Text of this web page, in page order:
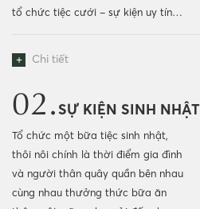
tổ chức tiệc cưới – sự kiện uy tín
+ Chi tiết
02. SỰ KIỆN SINH NHẬT
Tổ chức một bữa tiệc sinh nhật,
thôi nôi chính là thời điểm gia đình
và người thân quây quần bên nhau
cùng nhau thưởng thức bữa ăn